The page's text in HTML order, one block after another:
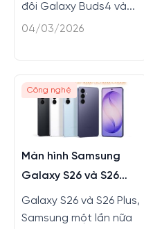
đôi Galaxy Buds4 và...
04/03/2026
Công nghệ
Màn hình Samsung
Galaxy S26 và S26
Plus có gì mới không?
Galaxy S26 và S26 Plus,
Samsung một lần nữa